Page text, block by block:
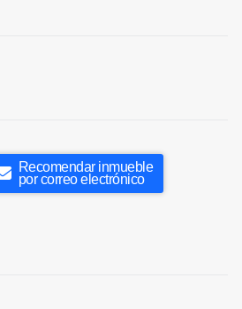
Recomendar inmueble
por correo electrónico